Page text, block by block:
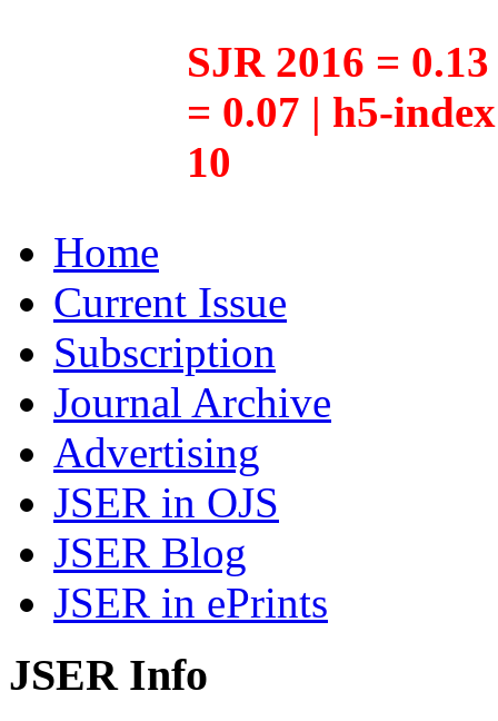
SJR 2016 =
= 0.07 | h5-
10
Home
Current Issue
Subscription
Journal Archive
Advertising
JSER in OJS
JSER Blog
JSER in ePrints
JSER Info